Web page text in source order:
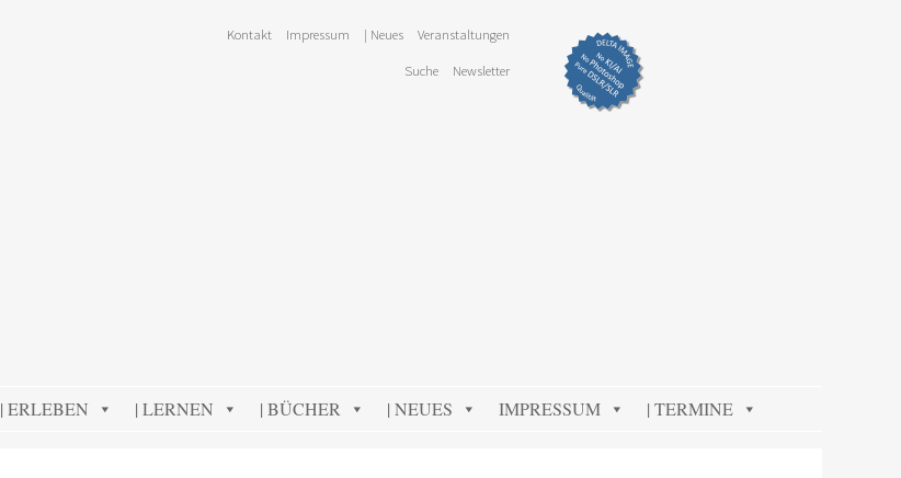
Kontakt Impressum | Neues Veranstaltungen
Suche Newsletter
| ERLEBEN | LERNEN | BÜCHER | NEUES IMPRESSUM | TERMINE